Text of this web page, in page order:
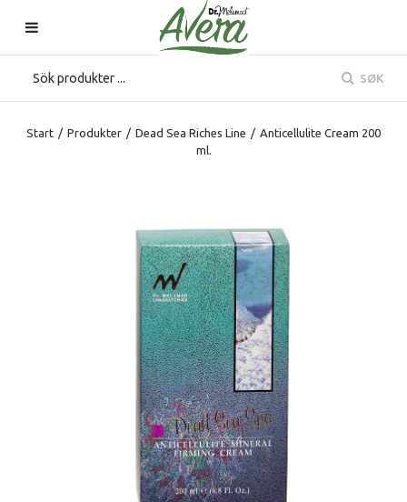
SØK
Start / Produkter / Dead Sea Riches Line / Anticellulite Cream 200
ml.